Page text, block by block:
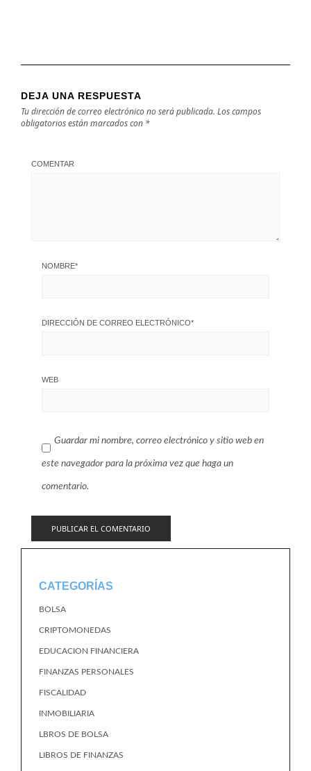
DEJA UNA RESPUESTA
Tu dirección de correo electrónico no será publicada. Los campos
obligatorios están marcados con *
COMENTAR
NOMBRE*
DIRECCIÓN DE CORREO ELECTRÓNICO*
WEB
Guardar mi nombre, correo electrónico y sitio web en
este navegador para la próxima vez que haga un
comentario.
CATEGORÍAS
BOLSA
CRIPTOMONEDAS
EDUCACION FINANCIERA
FINANZAS PERSONALES
FISCALIDAD
INMOBILIARIA
LBROS DE BOLSA
LIBROS DE FINANZAS